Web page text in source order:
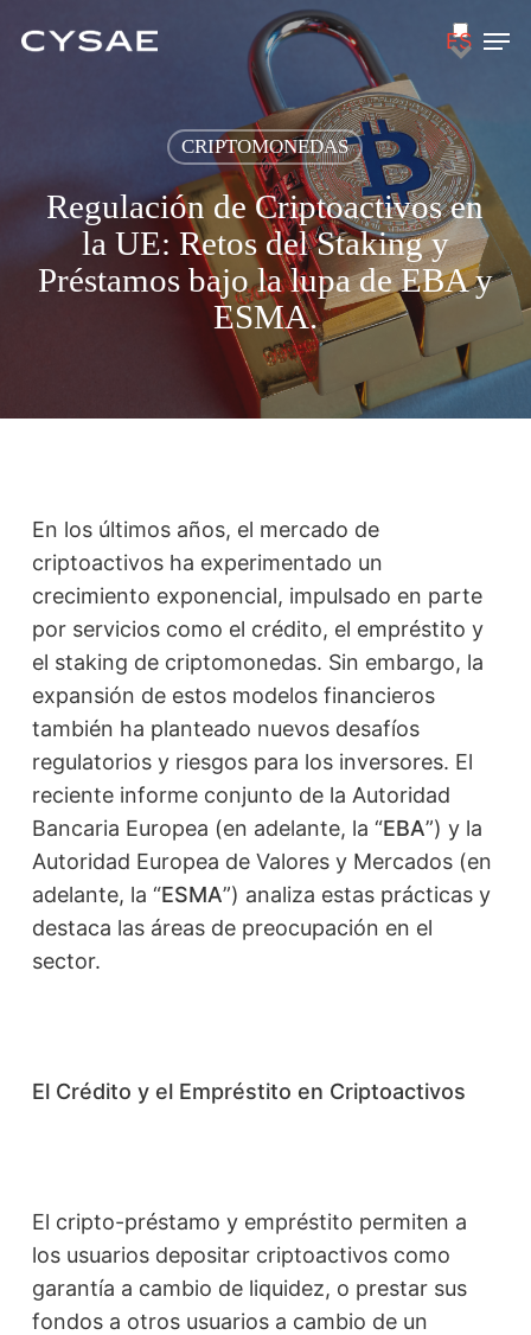
ES
CRIPTOMONEDAS
Regulación de Criptoactivos en
la UE: Retos del Staking y
Préstamos bajo la lupa de EBA y
ESMA.
En los últimos años, el mercado de
criptoactivos ha experimentado un
crecimiento exponencial, impulsado en parte
por servicios como el crédito, el empréstito y
el staking de criptomonedas. Sin embargo, la
expansión de estos modelos financieros
también ha planteado nuevos desafíos
regulatorios y riesgos para los inversores. El
reciente informe conjunto de la Autoridad
Bancaria Europea (en adelante, la “EBA”) y la
Autoridad Europea de Valores y Mercados (en
adelante, la “ESMA”) analiza estas prácticas y
destaca las áreas de preocupación en el
sector.
El Crédito y el Empréstito en Criptoactivos
El cripto-préstamo y empréstito permiten a
los usuarios depositar criptoactivos como
garantía a cambio de liquidez, o prestar sus
fondos a otros usuarios a cambio de un